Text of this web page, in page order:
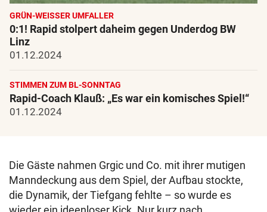
GRÜN-WEISSER UMFALLER
0:1! Rapid stolpert daheim gegen Underdog BW
Linz
01.12.2024
STIMMEN ZUM BL-SONNTAG
Rapid-Coach Klauß: „Es war ein komisches Spiel!“
01.12.2024
Die Gäste nahmen Grgic und Co. mit ihrer mutigen
Manndeckung aus dem Spiel, der Aufbau stockte,
die Dynamik, der Tiefgang fehlte – so wurde es